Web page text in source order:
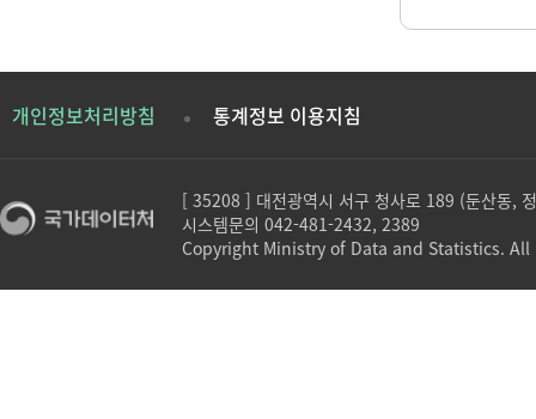
개인정보처리방침 통계정보 이용지침
[ 35208 ] 대전광역시 서구 청사로 189 (둔산동,
시스템문의 042-481-2432, 2389
Copyright Ministry of Data and Statistics.